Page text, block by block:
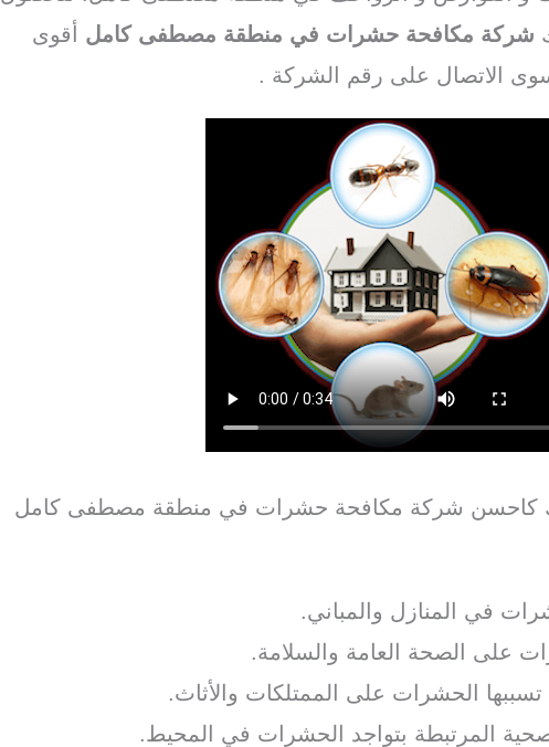
شركة مكافحة حشرات في منطقة مصطفى كامل أقوى
سوى الاتصال على رقم الشركة .
كاحسن شركة مكافحة حشرات في منطقة مصطفى كامل
في المنازل والمباني.
على الصحة العامة والسلامة.
تسببها الحشرات على الممتلكات والأثاث.
المرتبطة بتواجد الحشرات في المحيط.